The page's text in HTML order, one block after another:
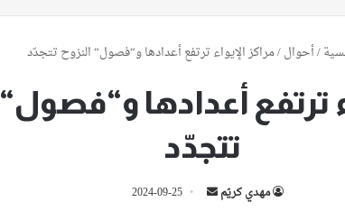
/أحوال/مراكز الإيواء ترتفع أعدادها و“فصول“ النزوح تتجدّد
ترتفع أعدادها
تتجدّد
مهدي كريّم
أرسل 2024-09-25